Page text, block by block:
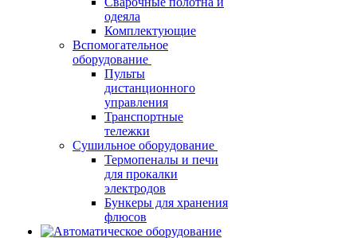
одеяла
Комплектующие
Вспомогательное
оборудование
Пульты
дистанционного
управления
Транспортные
тележки
Сушильное оборудование
Термопеналы и печи
для прокалки
электродов
Бункеры для хранения
флюсов